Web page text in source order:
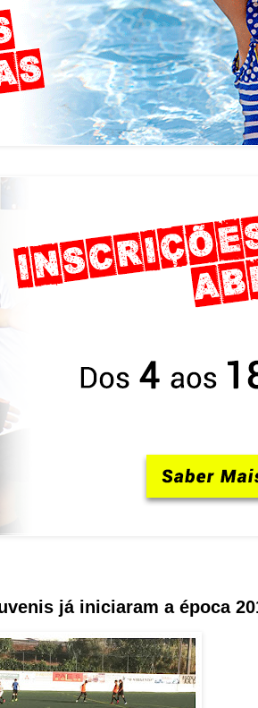
já iniciaram a época